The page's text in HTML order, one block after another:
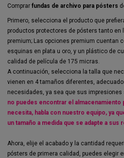
Comprar fundas de archivo para pósters
Primero, selecciona el producto que
productos protectores de pósters tanto en
premium; Las opciones premium cuentan
esquinas en plata u oro, y un plástico de
calidad de película de 175 micras.
A continuación, selecciona la talla que
vienen en 4 tamaños diferentes,
necesidades, ya sea que sus impresiones
no puedes encontrar el almacenamiento
necesita, habla con nuestro equipo, ya
un tamaño a medida que se adapte a
Ahora, elije el acabado y la cantidad
pósters de primera calidad, puedes elegir